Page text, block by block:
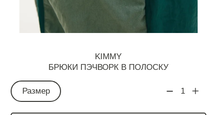
KIMMY
БРЮКИ ПЭЧВОРК В ПОЛОСКУ
Размер 1